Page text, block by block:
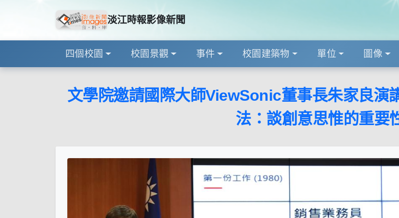
淡江時報影像新聞
四個校園 校園景觀 事件 校園建築物 單位 圖像
文學院邀請國際大師ViewSonic董事長朱家良演
法：談創意思惟的重要